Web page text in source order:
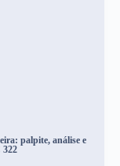
palpite, análise e
322